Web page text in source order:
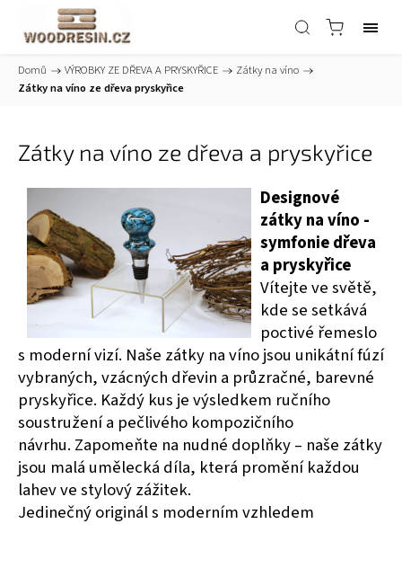
Domů / VÝROBKY ZE DŘEVA A PRYSKYŘICE / Zátky na víno /
Zátky na víno ze dřeva pryskyřice
Zátky na víno ze dřeva a pryskyřice
Designové
zátky na víno -
symfonie dřeva
a pryskyřice
Vítejte ve světě,
kde se setkává
poctivé řemeslo
s moderní vizí. Naše zátky na víno jsou unikátní fúzí
vybraných, vzácných dřevin a průzračné, barevné
pryskyřice. Každý kus je výsledkem ručního
soustružení a pečlivého kompozičního
návrhu. Zapomeňte na nudné doplňky – naše zátky
jsou malá umělecká díla, která promění každou
lahev ve stylový zážitek.
Jedinečný originál s moderním vzhledem